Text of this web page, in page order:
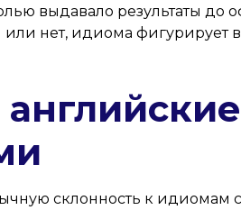
выдавало результаты до
или нет, идиома фигурирует
склонность к идиомам